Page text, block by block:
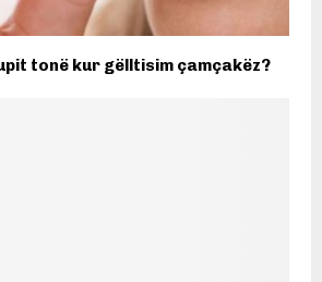
tonë kur gëlltisim çamçakëz?